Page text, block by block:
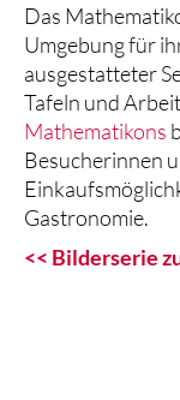
Das
Umgebung für
ausgestatteter
Tafeln und
Mathematikons
Besucherinnen
Gastronomie.
<< Bilderserie